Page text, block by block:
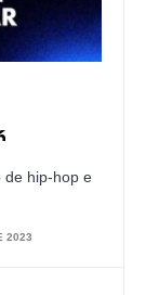
de hip-hop e
2023